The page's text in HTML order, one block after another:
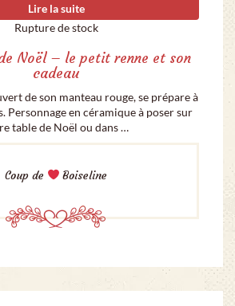
Lire la suite
Rupture de stock
Noël – le petit renne et son
cadeau
de son manteau rouge, se prépare à
Personnage en céramique à poser sur
table de Noël ou dans …
Coup de Boiseline